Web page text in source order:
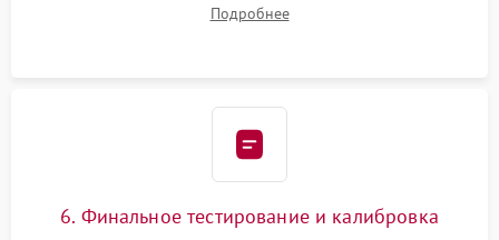
термостойкого герметика или укладка уплотнительной
Подробнее
6. Финальное тестирование и калибровка